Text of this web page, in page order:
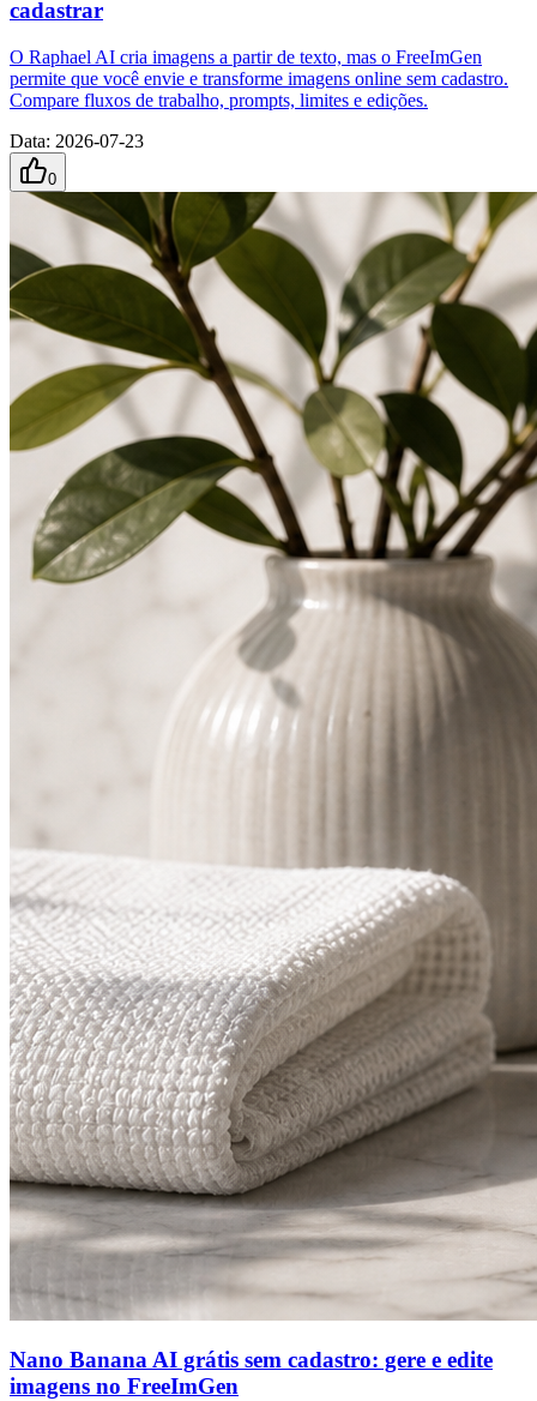
cadastrar
O Raphael AI cria imagens a partir de texto, mas o FreeImGen
permite que você envie e transforme imagens online sem cadastro.
Compare fluxos de trabalho, prompts, limites e edições.
Data: 2026-07-23
0
Nano Banana AI grátis sem cadastro: gere e edite
imagens no FreeImGen